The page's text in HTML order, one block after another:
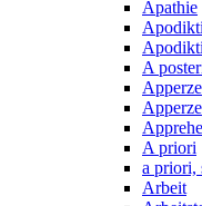
Apathie
A
A priori
a priori,
Arbeit